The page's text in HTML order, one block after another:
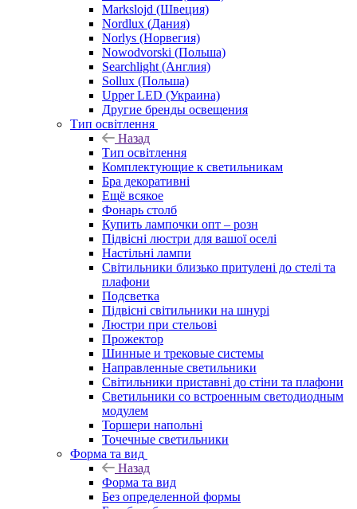
Markslojd (Швеция)
Nordlux (Дания)
Norlys (Норвегия)
Nowodvorski (Польша)
Searchlight (Англия)
Sollux (Польша)
Upper LED (Украина)
Другие бренды освещения
Тип освітлення
Назад
Тип освітлення
Комплектующие к светильникам
Бра декоративні
Ещё всякое
Фонарь столб
Купить лампочки опт – розн
Підвісні люстри для вашої оселі
Настільні лампи
Світильники близько притулені до стелі та
плафони
Подсветка
Підвісні світильники на шнурі
Люстри при стельові
Прожектор
Шинные и трековые системы
Направленные светильники
Світильники приставні до стіни та плафони
Светильники со встроенным светодиодным
модулем
Торшери напольні
Точечные светильники
Форма та вид
Назад
Форма та вид
Без определенной формы